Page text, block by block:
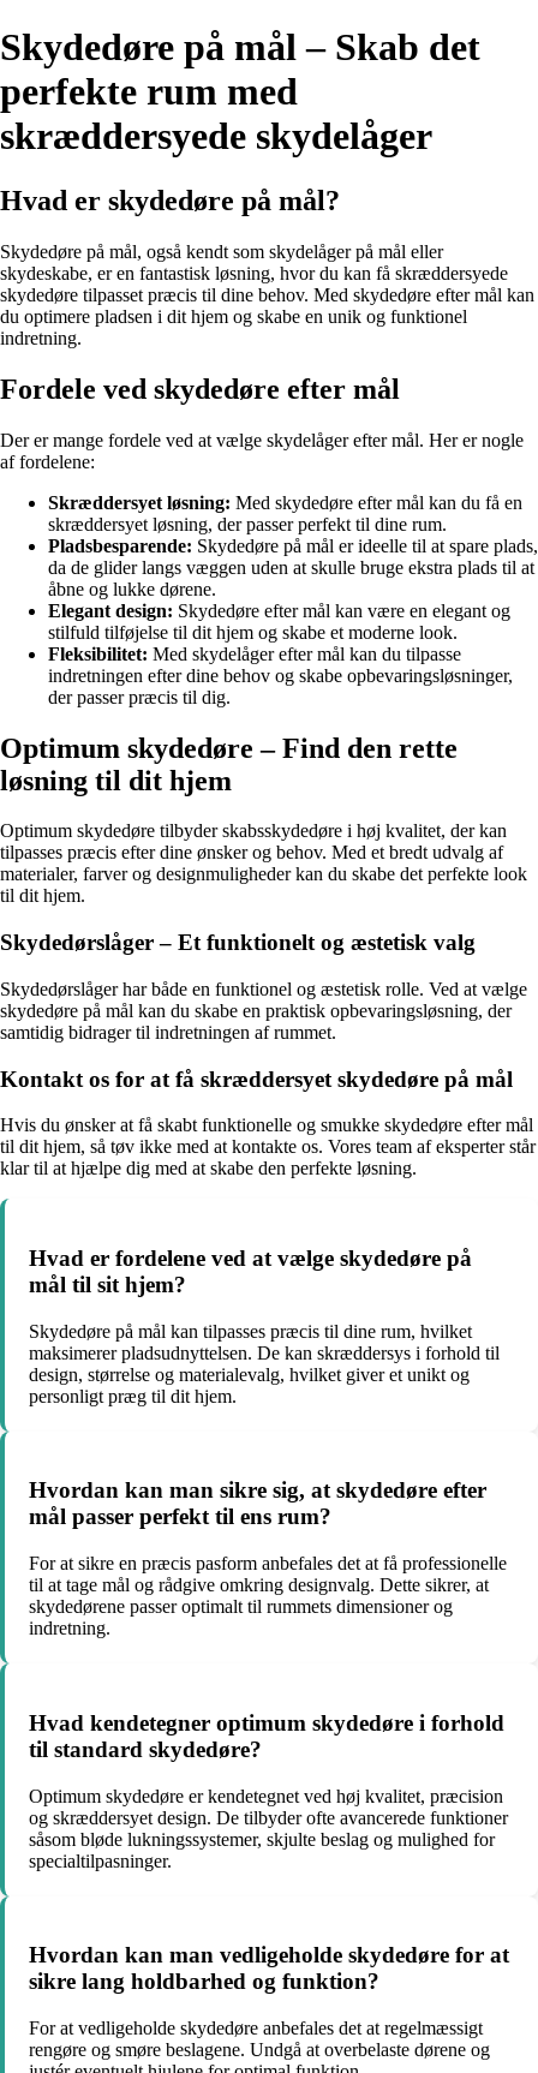
Skydedøre på mål – Skab det
perfekte rum med
skræddersyede skydelåger
Hvad er skydedøre på mål?
Skydedøre på mål, også kendt som skydelåger på mål eller
skydeskabe, er en fantastisk løsning, hvor du kan få skræddersyede
skydedøre tilpasset præcis til dine behov. Med skydedøre efter mål kan
du optimere pladsen i dit hjem og skabe en unik og funktionel
indretning.
Fordele ved skydedøre efter mål
Der er mange fordele ved at vælge skydelåger efter mål. Her er nogle
af fordelene:
Skræddersyet løsning: Med skydedøre efter mål kan du få en
skræddersyet løsning, der passer perfekt til dine rum.
Pladsbesparende: Skydedøre på mål er ideelle til at spare plads,
da de glider langs væggen uden at skulle bruge ekstra plads til at
åbne og lukke dørene.
Elegant design: Skydedøre efter mål kan være en elegant og
stilfuld tilføjelse til dit hjem og skabe et moderne look.
Fleksibilitet: Med skydelåger efter mål kan du tilpasse
indretningen efter dine behov og skabe opbevaringsløsninger,
der passer præcis til dig.
Optimum skydedøre – Find den rette
løsning til dit hjem
Optimum skydedøre tilbyder skabsskydedøre i høj kvalitet, der kan
tilpasses præcis efter dine ønsker og behov. Med et bredt udvalg af
materialer, farver og designmuligheder kan du skabe det perfekte look
til dit hjem.
Skydedørslåger – Et funktionelt og æstetisk valg
Skydedørslåger har både en funktionel og æstetisk rolle. Ved at vælge
skydedøre på mål kan du skabe en praktisk opbevaringsløsning, der
samtidig bidrager til indretningen af rummet.
Kontakt os for at få skræddersyet skydedøre på mål
Hvis du ønsker at få skabt funktionelle og smukke skydedøre efter mål
til dit hjem, så tøv ikke med at kontakte os. Vores team af eksperter står
klar til at hjælpe dig med at skabe den perfekte løsning.
Hvad er fordelene ved at vælge skydedøre på
mål til sit hjem?
Skydedøre på mål kan tilpasses præcis til dine rum, hvilket
maksimerer pladsudnyttelsen. De kan skræddersys i forhold til
design, størrelse og materialevalg, hvilket giver et unikt og
personligt præg til dit hjem.
Hvordan kan man sikre sig, at skydedøre efter
mål passer perfekt til ens rum?
For at sikre en præcis pasform anbefales det at få professionelle
til at tage mål og rådgive omkring designvalg. Dette sikrer, at
skydedørene passer optimalt til rummets dimensioner og
indretning.
Hvad kendetegner optimum skydedøre i forhold
til standard skydedøre?
Optimum skydedøre er kendetegnet ved høj kvalitet, præcision
og skræddersyet design. De tilbyder ofte avancerede funktioner
såsom bløde lukningssystemer, skjulte beslag og mulighed for
specialtilpasninger.
Hvordan kan man vedligeholde skydedøre for at
sikre lang holdbarhed og funktion?
For at vedligeholde skydedøre anbefales det at regelmæssigt
rengøre og smøre beslagene. Undgå at overbelaste dørene og